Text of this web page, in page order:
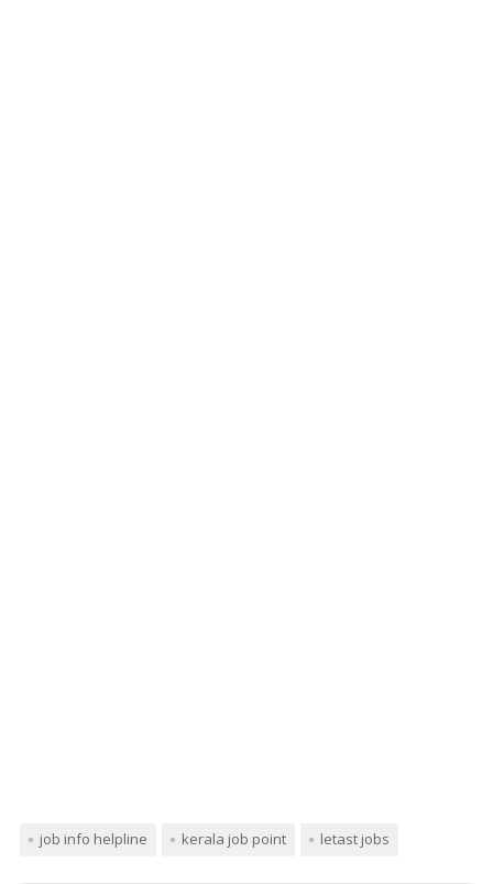
job info helpline kerala job point letast jobs